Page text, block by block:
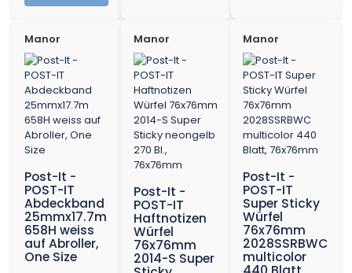
Manor
Post-It -
POST-IT
Abdeckband
25mmx17.7m
658H weiss
auf Abroller,
One Size
Manor
Post-It -
POST-IT
Haftnotizen
Würfel
76x76mm
2014-S Super
Manor
Post-It -
POST-IT
Super Sticky
Würfel
76x76mm
2028SSRBWC
multicolor